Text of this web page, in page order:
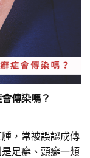
傳染嗎？
，常被誤認成傳
足癬、頭癬一類